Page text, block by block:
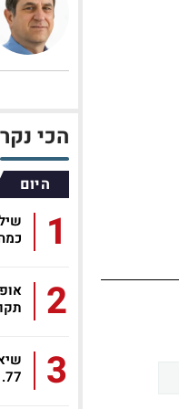
הכי
היום
1
2
3
1.77 מיליארד שקל